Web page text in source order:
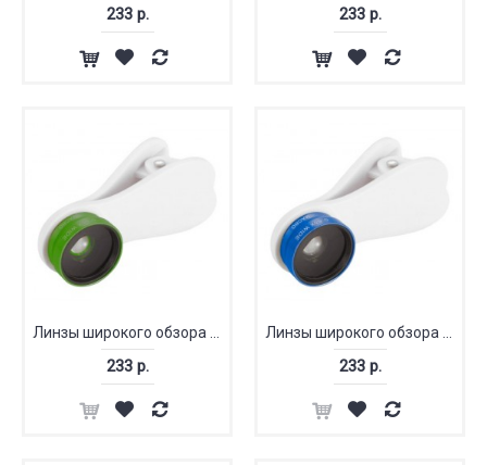
233 р. 233 р.
Линзы широкого обзора и макрообъектив
233 р.
Линзы широкого обзора и макрообъектив
233 р.